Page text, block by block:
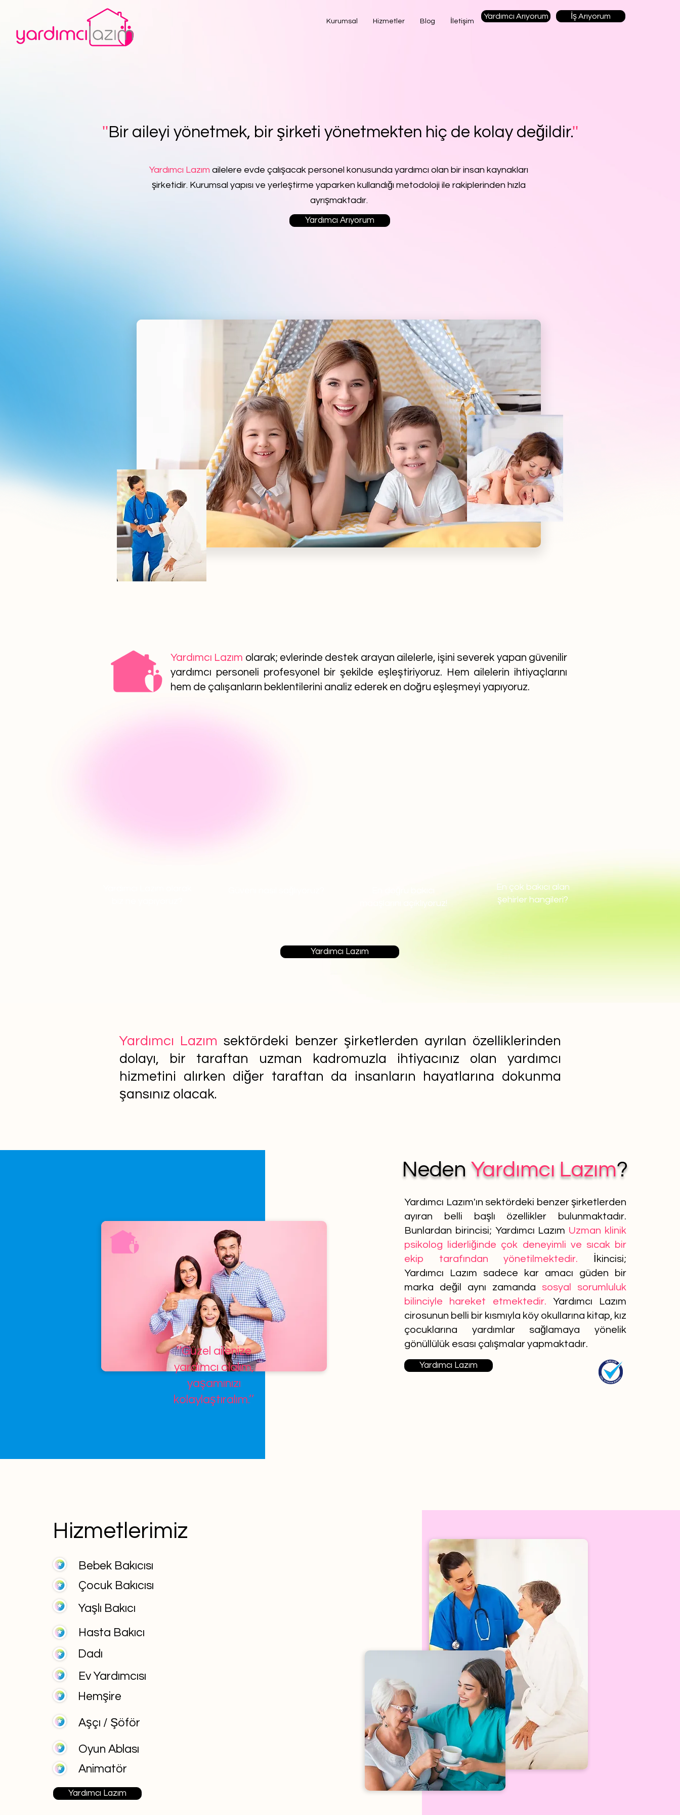
Kurumsal Hizmetler Blog İletişim
Yardımcı Arıyorum İş Arıyorum
''Bir aileyi yönetmek, bir şirketi yönetmekten hiç de kolay değildir.''
Yardımcı Lazım ailelere evde çalışacak personel konusunda yardımcı olan bir insan kaynakları
şirketidir. Kurumsal yapısı ve yerleştirme yaparken kullandığı metodoloji ile rakiplerinden hızla
ayrışmaktadır.
Yardımcı Arıyorum
Yardımcı Lazım olarak; evlerinde destek arayan ailelerle, işini severek yapan güvenilir
yardımcı personeli profesyonel bir şekilde eşleştiriyoruz. Hem ailelerin ihtiyaçlarını
hem de çalışanların beklentilerini analiz ederek en doğru eşleşmeyi yapıyoruz.
maaşlarını açıklıyoruz!
En çok bakıcı alan
şehirler hangileri?
Yardımcı Lazım
Yardımcı Lazım sektördeki benzer şirketlerden ayrılan özelliklerinden
dolayı, bir taraftan uzman kadromuzla ihtiyacınız olan yardımcı
hizmetini alırken diğer taraftan da insanların hayatlarına dokunma
şansınız olacak.
’’Güzel ailenize
yardımcı olalım,
yaşamınızı
kolaylaştıralım.’’
Neden Yardımcı Lazım?
Yardımcı Lazım'ın sektördeki benzer şirketlerden
ayıran belli başlı özellikler bulunmaktadır.
Bunlardan birincisi; Yardımcı Lazım Uzman klinik
psikolog liderliğinde çok deneyimli ve sıcak bir
ekip tarafından yönetilmektedir.
İkincisi;
Yardımcı Lazım sadece kar amacı güden bir
marka değil aynı zamanda sosyal sorumluluk
bilinciyle hareket etmektedir. Yardımcı Lazım
cirosunun belli bir kısmıyla köy okullarına kitap, kız
çocuklarına yardımlar sağlamaya yönelik
gönüllülük esası çalışmalar yapmaktadır.
Yardımcı Lazım
Hizmetlerimiz
Bebek Bakıcısı
Çocuk Bakıcısı
Yaşlı Bakıcı
Hasta Bakıcı
Dadı
Ev Yardımcısı
Hemşire
Aşçı / Şöför
Oyun Ablası
Animatör
Yardımcı Lazım